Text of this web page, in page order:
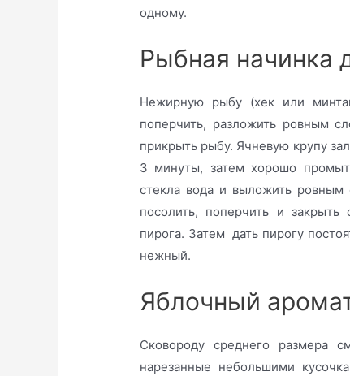
одному.
Рыбная начинка
Нежирную рыбу (хек или
поперчить, разложить ровным
прикрыть рыбу. Ячневую крупу
3 минуты, затем хорошо
стекла вода и выложить
посолить, поперчить и
пирога. Затем дать пирогу
нежный.
Яблочный
Сковороду среднего размера
нарезанные небольшими